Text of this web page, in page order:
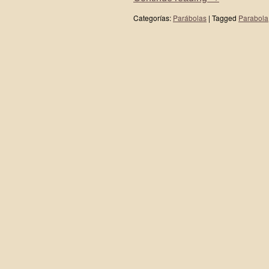
Categorías: Parábolas | Tagged Parabola